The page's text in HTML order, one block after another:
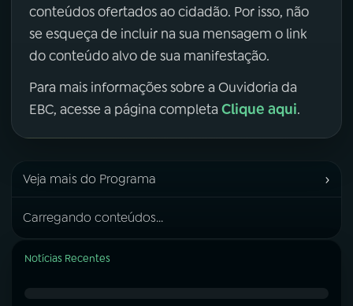
conteúdos ofertados ao cidadão. Por isso, não
se esqueça de incluir na sua mensagem o link
do conteúdo alvo de sua manifestação.
Para mais informações sobre a Ouvidoria da
EBC, acesse a página completa Clique aqui.
Veja mais do Programa ›
Carregando conteúdos...
Notícias Recentes